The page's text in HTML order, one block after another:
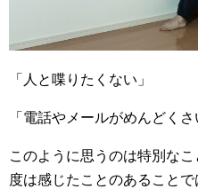
「人と喋りたくない」
「電話やメールがめんどくさ
このように思うのは特別な
度は感じたことのあることで